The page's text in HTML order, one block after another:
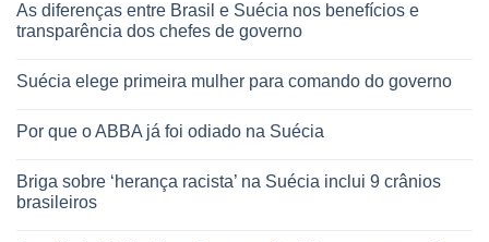
As diferenças entre Brasil e Suécia nos benefícios e
transparência dos chefes de governo
Suécia elege primeira mulher para comando do governo
Por que o ABBA já foi odiado na Suécia
Briga sobre ‘herança racista’ na Suécia inclui 9 crânios
brasileiros